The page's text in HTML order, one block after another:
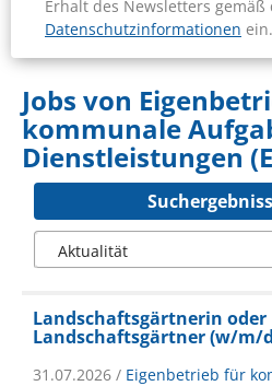
Erhalt des Newsletters gemäß
Datenschutzinformationen ein.
Jobs von
kommunale
Dienstleistungen
Landschaftsgärtnerin oder
Landschaftsgärtner (w/m/
31.07.2026 / Eigenbetrieb für